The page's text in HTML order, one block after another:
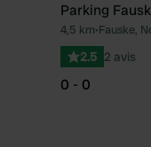
Préféré
Parking
4,5 km•Fauske,
2.5 2 avis
0 - 0